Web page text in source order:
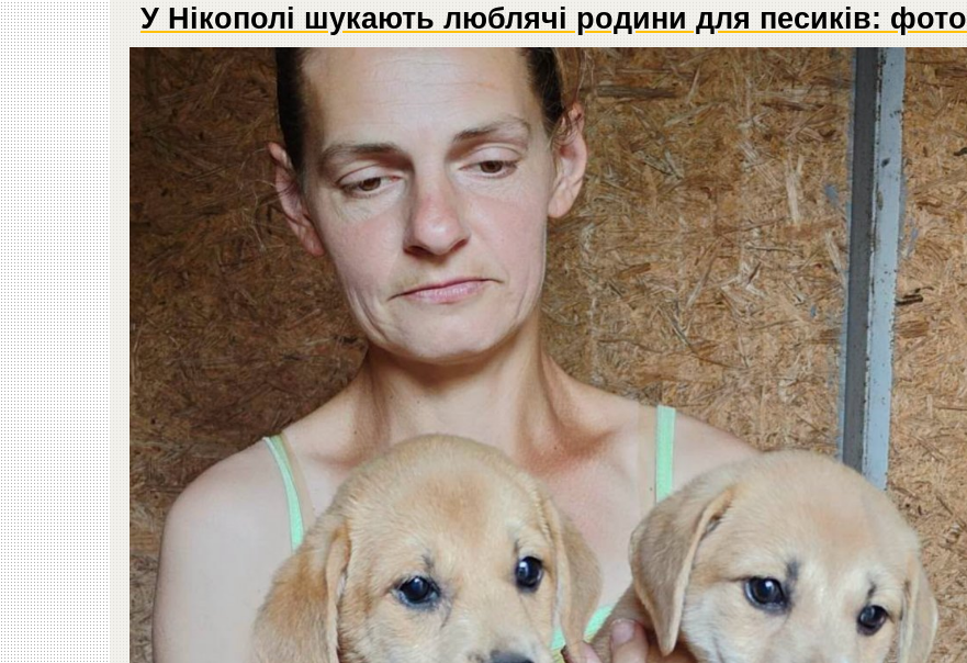
У Нікополі шукають люблячі родини для песиків: фото